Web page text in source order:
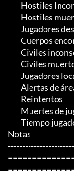
Notas